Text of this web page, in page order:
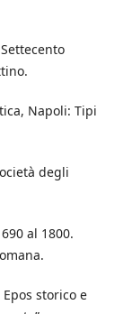
Napoli: Tipi
degli
al 1800.
storico e